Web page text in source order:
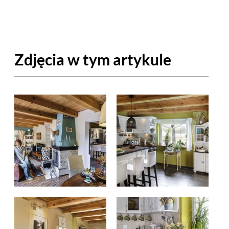
Zdjęcia w tym artykule
APTECZKA
DOMOWE
RZEMIOSŁO
ZUPY
INNE